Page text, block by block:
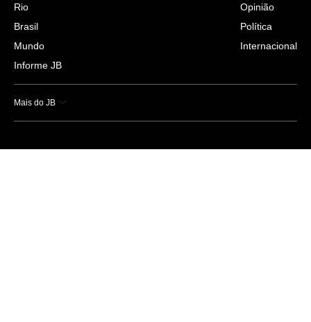
Rio
Brasil
Mundo
Informe JB
Opinião
Política
Internacional
Mais do JB
Esportes